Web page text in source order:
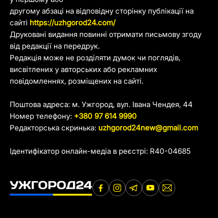
другому абзаці на відповідну сторінку публікації на
сайті https://uzhgorod24.com/
Друковані видання повинні отримати письмову згоду
від редакції на передрук.
Редакція може не розділяти думок чи поглядів,
висвітлених у авторських або рекламних
повідомленнях, розміщених на сайті.
Поштова адреса: м. Ужгород, вул. Івана Чендея, 44
Номер телефону: +380 97 614 9990
Редакторська скринька: uzhgorod24new@gmail.com
Ідентифікатор онлайн-медіа в реєстрі: R40-04685